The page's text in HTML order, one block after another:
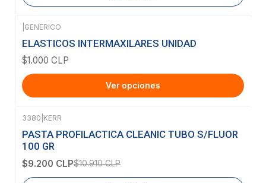
GENERICO
ELASTICOS INTERMAXILARES UNIDAD
$1.000 CLP
Ver opciones
-16%OFF
Agotado
3380 KERR
PASTA PROFILACTICA CLEANIC TUBO S/FLUOR
100 GR
$9.200 CLP$10.910 CLP